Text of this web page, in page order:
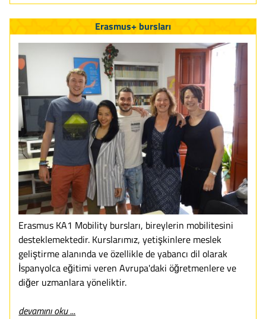
Erasmus+ bursları
Erasmus KA1 Mobility bursları, bireylerin mobilitesini
desteklemektedir. Kurslarımız, yetişkinlere meslek
geliştirme alanında ve özellikle de yabancı dil olarak
İspanyolca eğitimi veren Avrupa'daki öğretmenlere ve
diğer uzmanlara yöneliktir.
devamını oku ...